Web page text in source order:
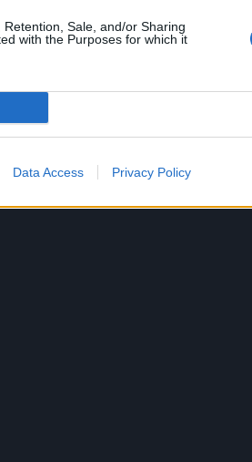
Sale, and/or Sharing
with the Purposes for which it
Data Access Privacy Policy
padaryti įdomesnį, tai kodėl to
V. Vyšniauskas.